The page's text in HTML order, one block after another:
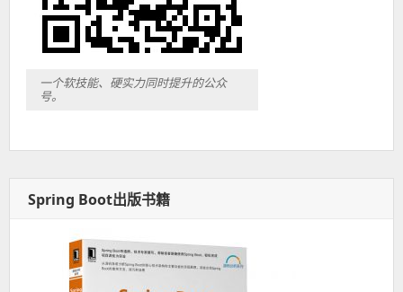
一个软技能、硬实力同时提升的公众
号。
Spring Boot出版书籍